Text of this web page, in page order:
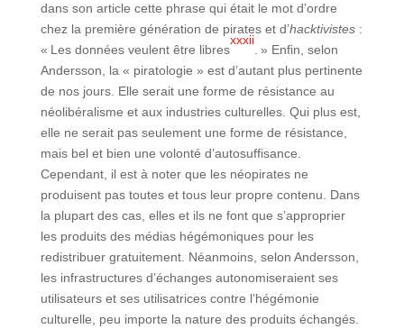
dans son article cette phrase qui était le mot d’ordre
chez la première génération de pirates et d’hacktivistes:
« Les données veulent être libres
xxxii
. » Enfin, selon
Andersson, la « piratologie » est d’autant plus pertinente
de nos jours. Elle serait une forme de résistance au
néolibéralisme et aux industries culturelles. Qui plus est,
elle ne serait pas seulement une forme de résistance,
mais bel et bien une volonté d’autosuffisance.
Cependant, il est à noter que les néopirates ne
produisent pas toutes et tous leur propre contenu. Dans
la plupart des cas, elles et ils ne font que s’approprier
les produits des médias hégémoniques pour les
redistribuer gratuitement. Néanmoins, selon Andersson,
les infrastructures d’échanges autonomiseraient ses
utilisateurs et ses utilisatrices contre l’hégémonie
culturelle, peu importe la nature des produits échangés.